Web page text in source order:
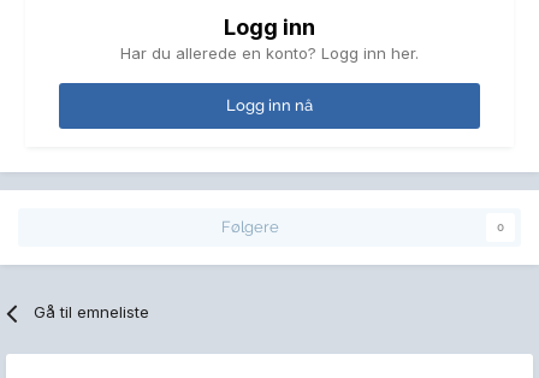
Logg inn
Har du allerede en konto? Logg inn her.
Logg inn nå
Følgere 0
Gå til emneliste